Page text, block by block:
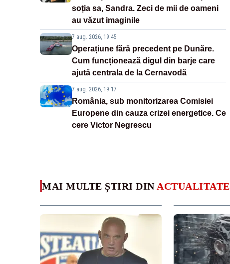
soția sa, Sandra. Zeci de mii de oameni
au văzut imaginile
7 aug. 2026, 19:45
Operațiune fără precedent pe Dunăre.
Cum funcționează digul din barje care
ajută centrala de la Cernavodă
7 aug. 2026, 19:17
România, sub monitorizarea Comisiei
Europene din cauza crizei energetice. Ce
cere Victor Negrescu
MAI MULTE ȘTIRI DIN ACTUALITATE